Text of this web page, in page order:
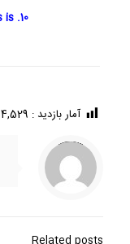
10. And what will explain to thee what this is?
آمار بازدید : 4,529
Warning
/home/ifapasar/tehranloh1.ir/wp-content/themes/betheme-2196/includes/content-single.php
on line
286